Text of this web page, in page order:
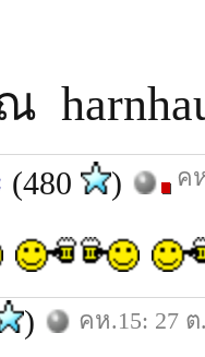
(480 ) ค
) คห.15: 27